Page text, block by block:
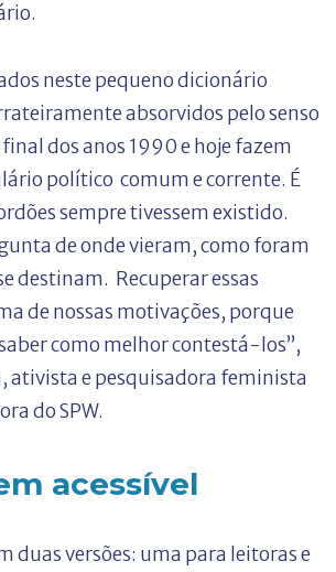
neste pequeno dicionário
absorvidos pelo senso
dos anos 1990 e hoje fazem
político comum e corrente. É
sempre tivessem existido.
de onde vieram, como foram
destinam. Recuperar essas
de nossas motivações, porque
como melhor contestá-los”,
ativista e pesquisadora feminista
do SPW.
acessível
duas versões: uma para leitoras e